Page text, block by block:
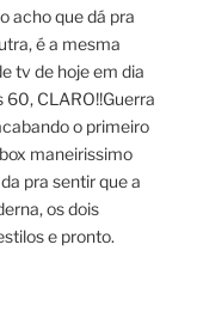
acho que dá pra
é a mesma
tv de hoje em dia
60, CLARO!!Guerra
o primeiro
maneirissimo
pra sentir que a
os dois
e pronto.